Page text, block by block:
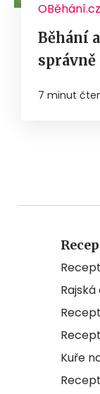
OBěhání.cz
Běhání
7 minut
Kuře